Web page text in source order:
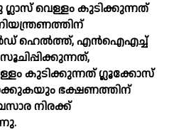
വെള്ളം കുടിക്കുന്നത്
ഹെല്‍ത്ത്, എൻഐഎച്ച്‌
കുടിക്കുന്നത് ഗ്ലൂക്കോസ്
ഭക്ഷണത്തിന്
നിരക്ക്